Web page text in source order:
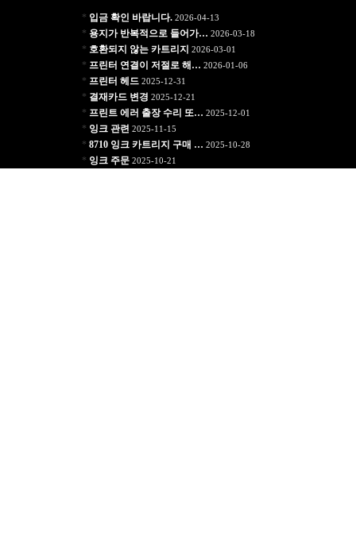
* 입금 확인 바랍니다.2026-04-13
* 용지가 반복적으로 들어가… 2026-03-18
* 호환되지 않는 카트리지 2026-03-01
* 프린터 연결이 저절로 해… 2026-01-06
* 프린터 헤드 2025-12-31
* 결재카드 변경 2025-12-21
* 프린트 에러 출장 수리 또… 2025-12-01
* 잉크 관련 2025-11-15
* 8710 잉크 카트리지 구매 … 2025-10-28
* 잉크 주문2025-10-21